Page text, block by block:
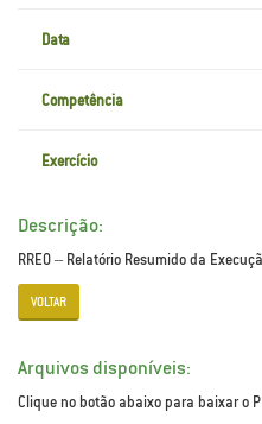
Data
Competência
Exercício
Descrição:
RREO – Relatório Resumido da
VOLTAR
Arquivos disponíveis:
Clique no botão abaixo para baixar o